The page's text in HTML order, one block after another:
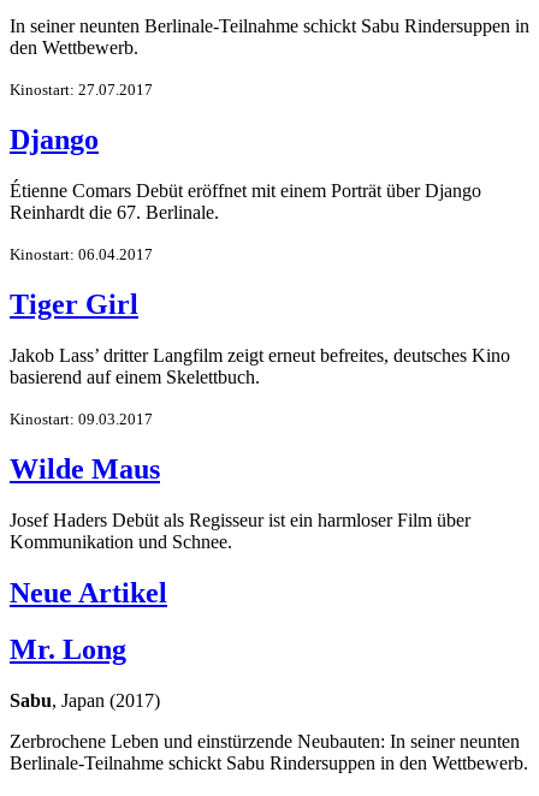
In seiner neunten Berlinale-Teilnahme schickt Sabu Rindersuppen in
den Wettbewerb.
Kinostart: 27.07.2017
Django
Étienne Comars Debüt eröffnet mit einem Porträt über Django
Reinhardt die 67. Berlinale.
Kinostart: 06.04.2017
Tiger Girl
Jakob Lass’ dritter Langfilm zeigt erneut befreites, deutsches Kino
basierend auf einem Skelettbuch.
Kinostart: 09.03.2017
Wilde Maus
Josef Haders Debüt als Regisseur ist ein harmloser Film über
Kommunikation und Schnee.
Neue Artikel
Mr. Long
Sabu, Japan (2017)
Zerbrochene Leben und einstürzende Neubauten: In seiner neunten
Berlinale-Teilnahme schickt Sabu Rindersuppen in den Wettbewerb.